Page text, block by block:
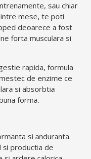
sau chiar
mese, te poti
deoarece a fost
forta musculara si
rapida, formula
de enzime ce
si absorbtia
forma.
si anduranta.
si productia de